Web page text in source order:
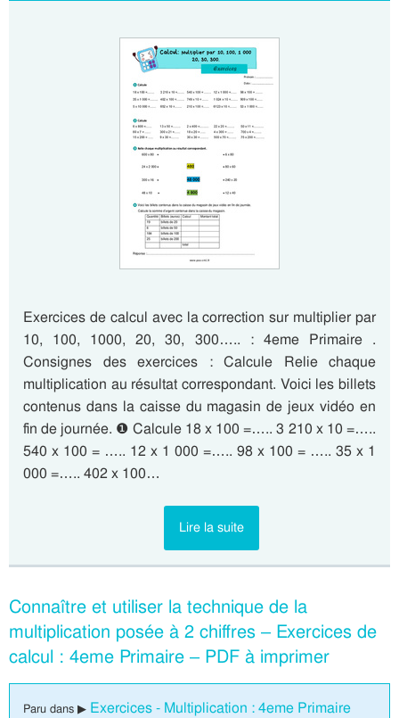
Exercices de calcul avec la correction sur multiplier par
10, 100, 1000, 20, 30, 300….. : 4eme Primaire .
Consignes des exercices : Calcule Relie chaque
multiplication au résultat correspondant. Voici les billets
contenus dans la caisse du magasin de jeux vidéo en
fin de journée. ❶ Calcule 18 x 100 =….. 3 210 x 10 =…..
540 x 100 = ….. 12 x 1 000 =….. 98 x 100 = ….. 35 x 1
000 =….. 402 x 100…
Lire la suite
Connaître et utiliser la technique de la
multiplication posée à 2 chiffres – Exercices de
calcul : 4eme Primaire – PDF à imprimer
Paru dans ▶ Exercices - Multiplication : 4eme Primaire